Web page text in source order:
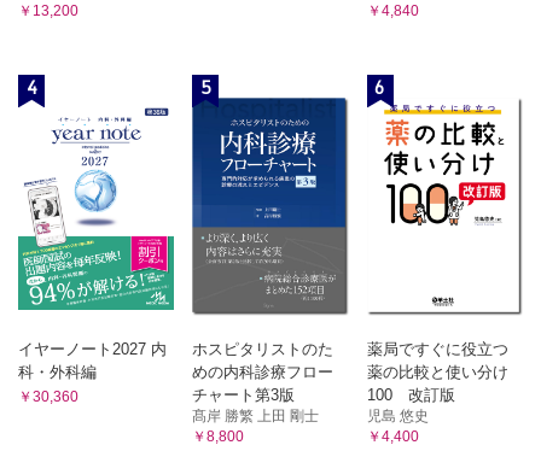
￥13,200
￥4,840
4
イヤーノート2027 内
科・外科編
￥30,360
5
ホスピタリストのた
めの内科診療フロー
チャート第3版
髙岸 勝繁 上田 剛士
￥8,800
6
薬局ですぐに役立つ
薬の比較と使い分け
100 改訂版
児島 悠史
￥4,400